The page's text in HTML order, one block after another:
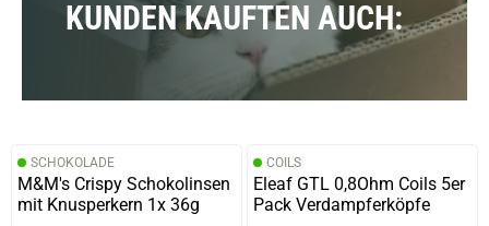
KUNDEN KAUFTEN AUCH:
SCHOKOLADE
M&M's Crispy Schokolinsen
mit Knusperkern 1x 36g
COILS
Eleaf GTL 0,8Ohm Coils 5er
Pack Verdampferköpfe